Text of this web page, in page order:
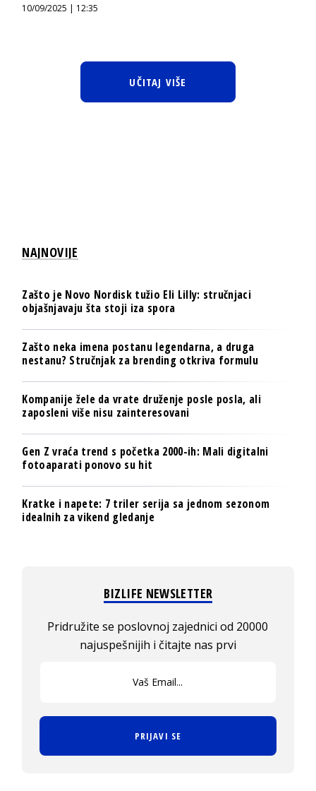
10/09/2025 | 12:35
UČITAJ VIŠE
NAJNOVIJE
Zašto je Novo Nordisk tužio Eli Lilly: stručnjaci
objašnjavaju šta stoji iza spora
Zašto neka imena postanu legendarna, a druga
nestanu? Stručnjak za brending otkriva formulu
Kompanije žele da vrate druženje posle posla, ali
zaposleni više nisu zainteresovani
Gen Z vraća trend s početka 2000-ih: Mali digitalni
fotoaparati ponovo su hit
Kratke i napete: 7 triler serija sa jednom sezonom
idealnih za vikend gledanje
BIZLIFE NEWSLETTER
Pridružite se poslovnoj zajednici od 20000
najuspešnijih i čitajte nas prvi
PRIJAVI SE